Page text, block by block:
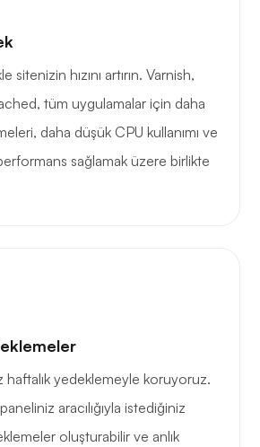
tüpü
sitenizin hızını artırın. Varnish,
tüm uygulamalar için daha
daha düşük CPU kullanımı ve
sağlamak üzere birlikte
haftalık yedeklemeyle koruyoruz.
aracılığıyla istediğiniz
oluşturabilir ve anlık